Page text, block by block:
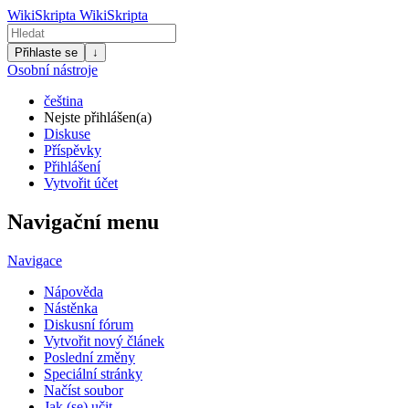
WikiSkripta WikiSkripta
Přihlaste se ↓
Osobní nástroje
čeština
Nejste přihlášen(a)
Diskuse
Příspěvky
Přihlášení
Vytvořit účet
Navigační menu
Navigace
Nápověda
Nástěnka
Diskusní fórum
Vytvořit nový článek
Poslední změny
Speciální stránky
Načíst soubor